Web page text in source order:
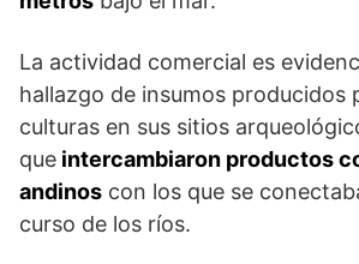
La actividad comercial es
hallazgo de insumos producidos
culturas en sus sitios
que intercambiaron productos
andinos con los que se
curso de los ríos.